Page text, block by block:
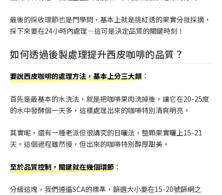
最後的採收環節也是門學問，基本上就是挑紅透的果實分批採摘，
採下來要在24小時內處理—這可是決定品質的關鍵時刻！
如何透過後製處理提升西皮咖啡的品質？
要說西皮咖啡的處理方法，基本上分三大類 ：
首先是最基本的水洗法，就是把咖啡果肉洗掉後，讓它在20-25度
的水中發酵個一天多，這樣處理出來的咖啡特別清爽明亮。
其實呢，還有一種老派但很講究的日曬法，整顆果實曬上15-21
天。這個過程雖然慢，但出來的咖啡特別醇厚甜美。
至於品質控制，關鍵就在幾個環節 ：
分級這塊，我們遵循SCA的標準，篩選大小要在15-20號篩網之